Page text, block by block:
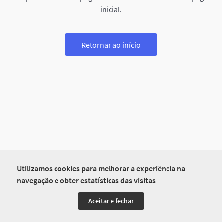
Utilizamos cookies para melhorar a experiência na
navegação e obter estatísticas das visitas
Aceitar e fechar
inicial.
Retornar ao início